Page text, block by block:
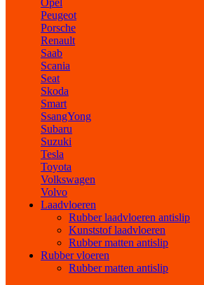
Opel
Peugeot
Porsche
Renault
Saab
Scania
Seat
Skoda
Smart
SsangYong
Subaru
Suzuki
Tesla
Toyota
Volkswagen
Volvo
Laadvloeren
Rubber laadvloeren antislip
Kunststof laadvloeren
Rubber matten antislip
Rubber vloeren
Rubber matten antislip